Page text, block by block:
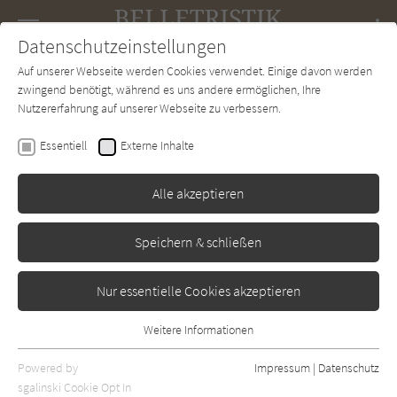
SUCHE Forum Charts Newsletter
Franz Hohler
Da, wo ich wohne
Erschienen: Januar 1993 Bibliogr. Angaben
Datenschutzeinstellungen
Auf unserer Webseite werden Cookies verwendet. Einige davon werden
zwingend benötigt, während es uns andere ermöglichen, Ihre
Nutzererfahrung auf unserer Webseite zu verbessern.
Essentiell Externe Inhalte
Alle akzeptieren
Speichern & schließen
Nur essentielle Cookies akzeptieren
Essentielle Cookies werden für grundlegende Funktionen der
Webseite benötigt. Dadurch ist gewährleistet, dass die Webseite
Weitere Informationen
Powered by
sgalinski Cookie Opt In
Impressum | Datenschutz